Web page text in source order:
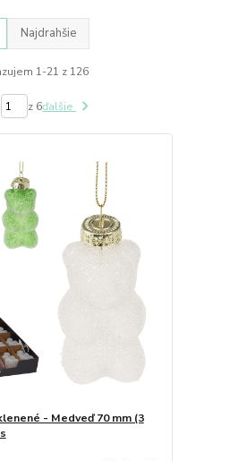
Najdrahšie
1-21 z 126
z 6ďalšie
- Medveď 70 mm (3